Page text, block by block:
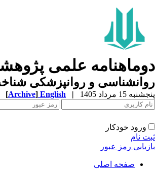
دوماهنامه علمی
روانشناسی و روانپزشکی
پنجشنبه 15 مرداد 1405 |
English
[Archive]
ورود خودکار
ثبت نام
بازیابی رمز عبور
صفحه اصلی